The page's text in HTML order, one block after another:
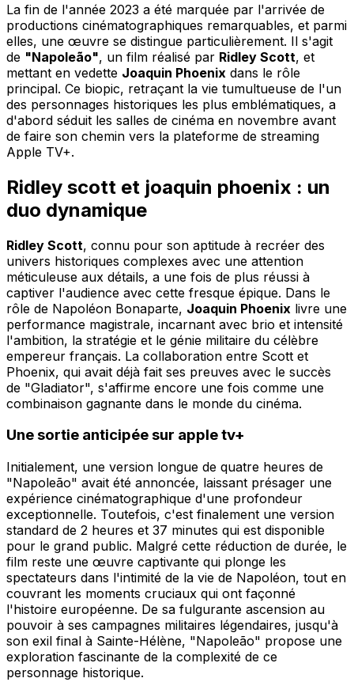
La fin de l'année 2023 a été marquée par l'arrivée de
productions cinématographiques remarquables, et parmi
elles, une œuvre se distingue particulièrement. Il s'agit
de "Napoleão", un film réalisé par Ridley Scott, et
mettant en vedette Joaquin Phoenix dans le rôle
principal. Ce biopic, retraçant la vie tumultueuse de l'un
des personnages historiques les plus emblématiques, a
d'abord séduit les salles de cinéma en novembre avant
de faire son chemin vers la plateforme de streaming
Apple TV+.
Ridley scott et joaquin phoenix : un
duo dynamique
Ridley Scott, connu pour son aptitude à recréer des
univers historiques complexes avec une attention
méticuleuse aux détails, a une fois de plus réussi à
captiver l'audience avec cette fresque épique. Dans le
rôle de Napoléon Bonaparte, Joaquin Phoenix livre une
performance magistrale, incarnant avec brio et intensité
l'ambition, la stratégie et le génie militaire du célèbre
empereur français. La collaboration entre Scott et
Phoenix, qui avait déjà fait ses preuves avec le succès
de "Gladiator", s'affirme encore une fois comme une
combinaison gagnante dans le monde du cinéma.
Une sortie anticipée sur apple tv+
Initialement, une version longue de quatre heures de
"Napoleão" avait été annoncée, laissant présager une
expérience cinématographique d'une profondeur
exceptionnelle. Toutefois, c'est finalement une version
standard de 2 heures et 37 minutes qui est disponible
pour le grand public. Malgré cette réduction de durée, le
film reste une œuvre captivante qui plonge les
spectateurs dans l'intimité de la vie de Napoléon, tout en
couvrant les moments cruciaux qui ont façonné
l'histoire européenne. De sa fulgurante ascension au
pouvoir à ses campagnes militaires légendaires, jusqu'à
son exil final à Sainte-Hélène, "Napoleão" propose une
exploration fascinante de la complexité de ce
personnage historique.